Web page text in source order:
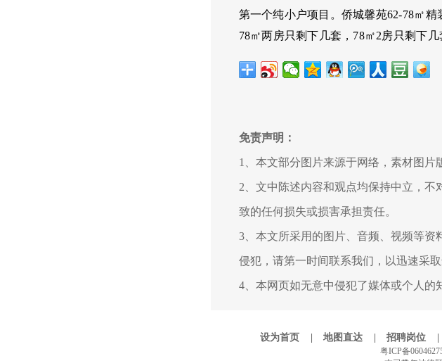
第一个纯小户项目。侨城馨苑62-78㎡
78㎡两房只剩下几套，78㎡2房只剩下
免责声明：
1、本文部分图片来源于网络，素材图片
2、文中陈述内容和观点均保持中立，
致的任何损失或损害承担责任。
3、本文所采用的图片、音频、视频等
侵犯，请第一时间联系我们，以迅速采
4、本网页如无意中侵犯了媒体或个人的
设为首页 | 地图直达 | 招聘岗位 |
粤ICP备